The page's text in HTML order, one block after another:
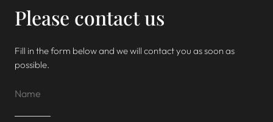
Please contact us
Fill in the form below and we will contact you as soon as
possible.